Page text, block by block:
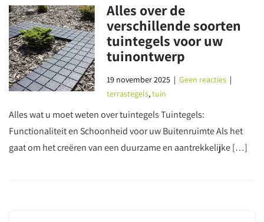
Alles over de
verschillende soorten
tuintegels voor uw
tuinontwerp
19 november 2025 |Geen reacties |
terrastegels,tuin
Alles wat u moet weten over tuintegels Tuintegels:
Functionaliteit en Schoonheid voor uw Buitenruimte Als het
gaat om het creëren van een duurzame en aantrekkelijke […]